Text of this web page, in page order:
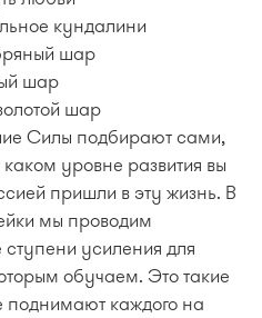
кундалини
шар
шар
шар
Силы подбирают сами,
каком уровне развития вы
пришли в эту жизнь. В
мы проводим
усиления для
обучаем. Это такие
поднимают каждого на